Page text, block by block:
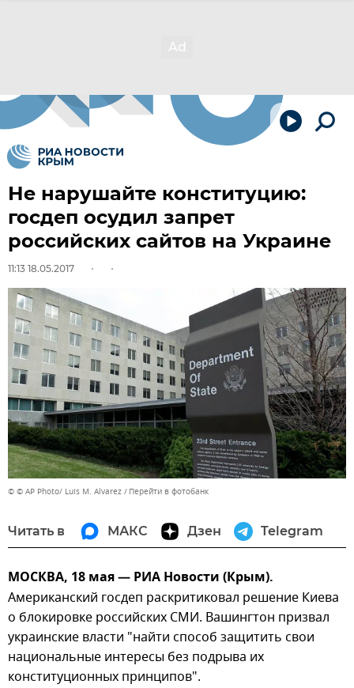
Не нарушайте конституцию:
госдеп осудил запрет
российских сайтов на Украине
11:13 18.05.2017
© © AP Photo/ Luis M. Alvarez Перейти в фотобанк
Читать в МАКС Дзен Telegram
МОСКВА, 18 мая — РИА Новости (Крым).
Американский госдеп раскритиковал решение Киева
о блокировке российских СМИ. Вашингтон призвал
украинские власти "найти способ защитить свои
национальные интересы без подрыва их
конституционных принципов".